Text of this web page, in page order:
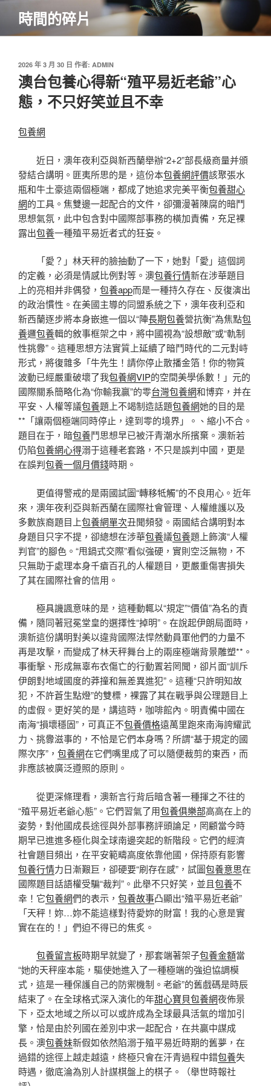
主
時間的碎片
發
佈
於
2026 年 3 月 30 日 作者: ADMIN
澳台包養心得新“殖平易近老爺”心
態，不只好笑並且不幸
包養網
近日，澳年夜利亞與新西蘭舉辦“2+2”部長級商量并頒
發結合講明。匪夷所思的是，這份本包養網評價該聚張水
瓶和牛土豪這兩個極端，都成了她追求完美平衡包養甜心
網的工具。焦雙邊一起配合的文件，卻彌漫著陳腐的暗鬥
思想氣氛，此中包含對中國際部事務的橫加責備，充足裸
露出包養一種殖平易近者式的狂妄。
「愛？」林天秤的臉抽動了一下，她對「愛」這個詞
的定義，必須是情感比例對等。澳包養行情新在涉華題目
上的亮相并非偶發， 包養app而是一種持久存在、反復演出
的政治慣性。在美國主導的同盟系統之下，澳年夜利亞和
新西蘭逐步將本身嵌進一個以“陣長期包養營抗衡”為焦點包
養邏包養輯的敘事框架之中，將中國視為“設想敵”或“軌制
性挑釁”。這種思想方法實質上延續了暗鬥時代的二元對峙
形式，將復雜多「牛先生！請你停止散播金箔！你的物質
波動已經嚴重破壞了我包養網VIP的空間美學係數！」元的
國際關系簡略化為“你輸我贏”的零台灣包養網和博弈，并在
平安、人權等議包養題上不竭制造話題包養網她的目的是
**「讓兩個極端同時停止，達到零的境界」。、縮小不合。
題目在于，暗包養鬥思想早已被汗青潮水所擯棄。澳新若
仍陷包養網心得溺于這種老套路，不只是誤判中國，更是
在誤判包養一個月價錢時期。
更值得警戒的是兩國試圖“轉移牴觸”的不良用心。近年
來，澳年夜利亞與新西蘭在國際社會管理、人權維護以及
多數族裔題目上包養網單次丑聞頻發。兩國結合講明對本
身題目只字不提，卻總想在涉華包養議包養題上飾演“人權
判官”的腳色。“甩鍋式交際”看似強硬，實則空泛無物，不
只無助于處理本身千瘡百孔的人權題目，更嚴重傷害損失
了其在國際社會的信用。
極具譏諷意味的是，這種動輒以“規定”“價值”為名的責
備，隨同著冠冕堂皇的選擇性“掉明”。在說起伊朗局面時，
澳新這份講明對美以違背國際法悍然動員軍他們的力量不
再是攻擊，而變成了林天秤舞台上的兩座極端背景雕塑**。
事衝擊、形成無辜布衣傷亡的行動置若罔聞，卻片面“訓斥
伊朗對地域國度的莽撞和無差異進犯”。這種“只許明知故
犯，不許蒼生點燈”的雙標，裸露了其在戰爭與公理題目上
的虛假。更好笑的是，講這時，咖啡館內。明責備中國在
南海“損壞穩固”，可真正不包養價格遠萬里跑來南海誇耀武
力、挑釁滋事的，不恰是它們本身嗎？所謂“基于規定的國
際次序”， 包養網在它們嘴里成了可以隨便裁剪的東西，而
非應該被廣泛遵照的原則。
從更深條理看，澳新言行背后暗含著一種揮之不往的
“殖平易近老爺心態”。它們習氣了用包養俱樂部高高在上的
姿勢，對他國成長途徑與外部事務評頭論足，罔顧當今時
期早已進進多極化與全球南邊突起的新階段。它們的經濟
社會題目頻出，在平安範疇高度依靠他國，保持原有影響
包養行情力日漸艱巨，卻硬要“刷存在感”，試圖包養意思在
國際題目話語權受騙“裁判”。此舉不只好笑，並且包養不
幸！它包養網們的表示， 包養故事凸顯出“殖平易近老爺”
「天秤！妳…妳不能這樣對待愛妳的財富！我的心意是實
實在在的！」們迫不得已的焦炙。
包養留言板時期早就變了，那套端著架子包養金額當
“她的天秤座本能，驅使她進入了一種極端的強迫協調模
式，這是一種保護自己的防禦機制。老爺”的舊戲碼是時辰
結束了。在全球格式深入演化的年甜心寶貝包養網夜佈景
下，亞太地域之所以可以或許成為全球最具活氣的增加引
擎，恰是由於列國在差別中求一起配合，在共贏中謀成
長。澳包養妹新假如依然陷溺于殖平易近時期的舊夢，在
過錯的途徑上越走越遠，終極只會在汗青過程中錯包養失
時遇，徹底淪為別人計謀棋盤上的棋子。（舉世時報社